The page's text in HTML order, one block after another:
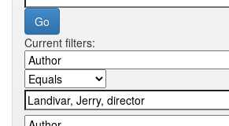
Current filters: